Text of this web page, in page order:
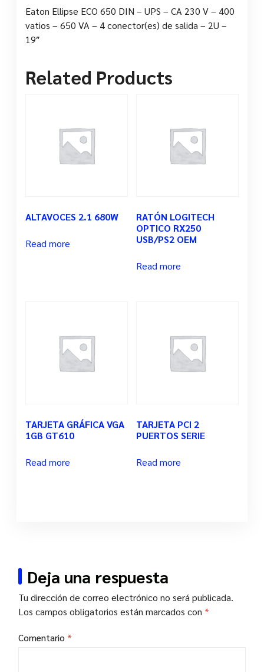
Eaton Ellipse ECO 650 DIN – UPS – CA 230 V – 400
vatios – 650 VA – 4 conector(es) de salida – 2U –
19″
Related Products
ALTAVOCES 2.1 680W
Read more
RATÓN LOGITECH
OPTICO RX250
USB/PS2 OEM
Read more
TARJETA GRÁFICA VGA
1GB GT610
Read more
TARJETA PCI 2
PUERTOS SERIE
Read more
Deja una respuesta
Tu dirección de correo electrónico no será publicada.
Los campos obligatorios están marcados con *
Comentario *